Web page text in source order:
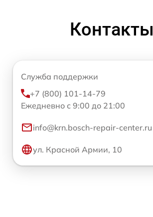
Контакты
Служба поддержки
+7 (800) 101-14-79
Ежедневно с 9:00 до 21:00
info@krn.bosch-repair-center.ru
ул. Красной Армии, 10